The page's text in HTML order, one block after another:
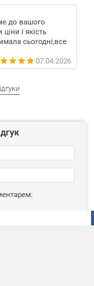
до вашого
і якість
сьогодні,все
07.04.2026